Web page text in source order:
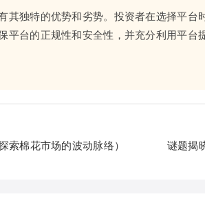
其独特的优势和劣势。投资者在选择平
平台的正规性和安全性，并充分利用平
索棉花市场的波动脉络） 谜题揭